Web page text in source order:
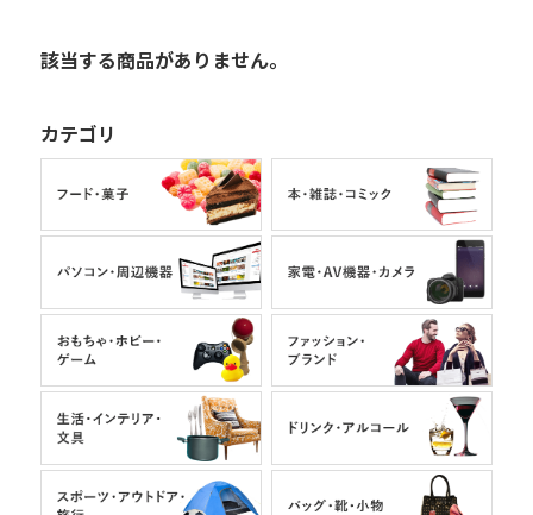
該当する商品がありません。
カテゴリ